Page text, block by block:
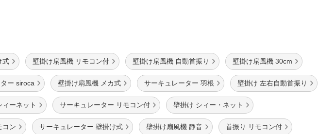
式 壁掛け扇風機 リモコン付 壁掛け扇風機 自動首振り 壁掛け扇風機 30cm
ー siroca 壁掛け扇風機 メカ式 サーキュレーター 羽根 壁掛け 左右自動首振り
ーネット サーキュレーター リモコン付 壁掛け シィー・ネット
コン サーキュレーター 壁掛け式 壁掛け扇風機 静音 首振り リモコン付